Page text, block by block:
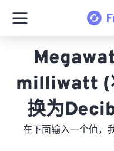
milliwatt (
换为
在下面输入一个值，